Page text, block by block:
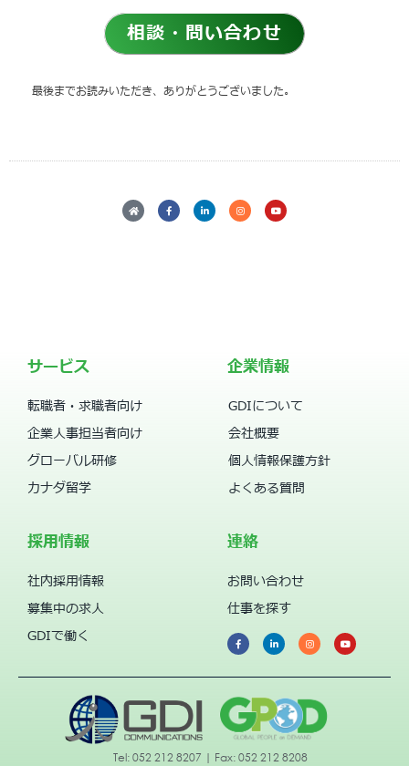
相談・問い合わせ
最後までお読みいただき、ありがとうございました。
サービス
転職者・求職者向け
企業人事担当者向け
グローバル研修
カナダ留学
企業情報
GDIについて
会社概要
個人情報保護方針
よくある質問
採用情報
社内採用情報
募集中の求人
GDIで働く
連絡
お問い合わせ
仕事を探す
Tel: 052 212 8207 | Fax: 052 212 8208